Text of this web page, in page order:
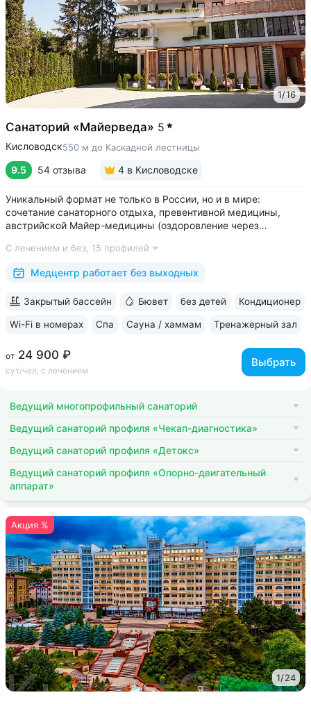
1/16
Санаторий «Майерведа» 5
Кисловодск550 м до Каскадной лестницы
9.5 54 отзыва 4 в Кисловодске
Уникальный формат не только в России, но и в мире:
сочетание санаторного отдыха, превентивной медицины,
австрийской Майер-медицины (оздоровление через
Победитель международной премии The World Luxury Awards.
Премия «Вояж» за лучший велнес-проект...
С лечением и без, 15 профилей
Медцентр работает без выходных
от 24 900 ₽
сут/чел, с лечением
Выбрать
Закрытый бассейн Бювет без детей Кондиционер
Wi-Fi в номерах Спа Сауна / хаммам Тренажерный зал
Ведущий многопрофильный санаторий
Ведущий санаторий профиля «Чекап-диагностика»
Ведущий санаторий профиля «Детокс»
Ведущий санаторий профиля «Опорно-двигательный
аппарат»
Акция %
1/24